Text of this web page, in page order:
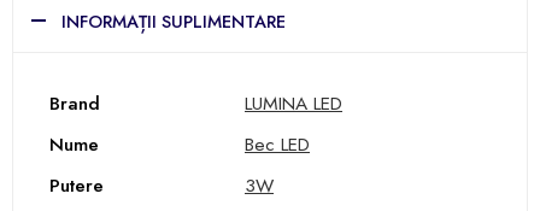
INFORMAȚII SUPLIMENTARE
Brand
LUMINA LED
Nume
Bec LED
Putere
3W